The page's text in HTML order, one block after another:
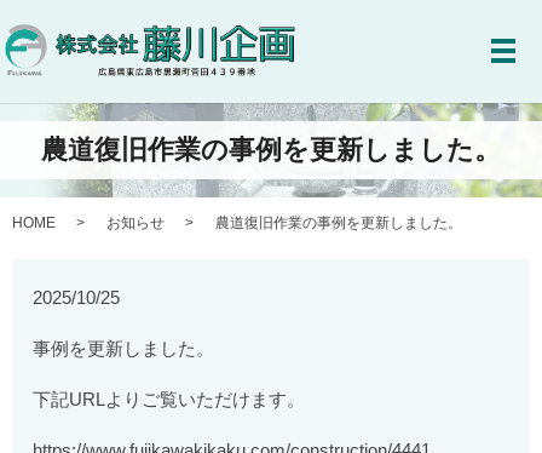
メ
農道復旧作業の事例を更新しました。
HOME お知らせ 農道復旧作業の事例を更新しました。
2025/10/25
事例を更新しました。
下記URLよりご覧いただけます。